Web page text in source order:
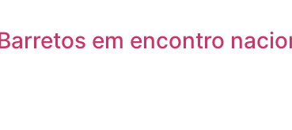
em encontro